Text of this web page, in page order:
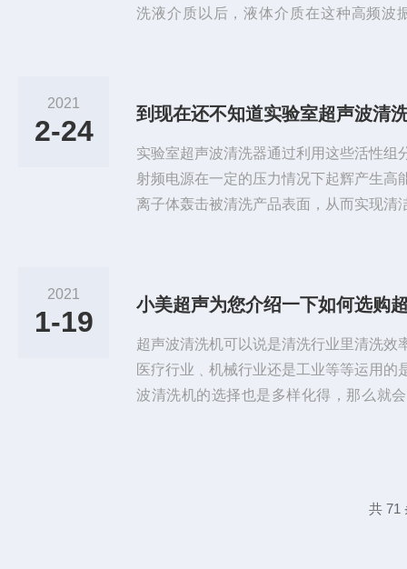
洗液介质以后，液体介质在这种高频波
的机械作用外还有化学作用。理想的清
2021
2-24
到现在还不知道实验室超声波清
实验室超声波清洗器通过利用这些活性组
射频电源在一定的压力情况下起辉产生高
离子体轰击被清洗产品表面，从而实现清
子、负离子、激发态的原子或分子、基态
2021
1-19
小美超声为您介绍一下如何选购
超声波清洗机可以说是清洗行业里清洗效
医疗行业﹑机械行业还是工业等等运用的
波清洗机的选择也是多样化得，那么就
共 71